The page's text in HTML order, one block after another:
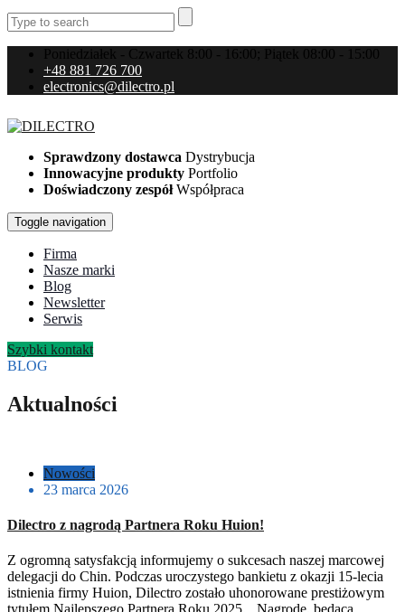
Poniedziałek - Czwartek 8:00 - 16:00; Piątek 08:00 - 15:00
+48 881 726 700
electronics@dilectro.pl
Sprawdzony dostawca Dystrybucja
Innowacyjne produkty Portfolio
Doświadczony zespół Współpraca
Toggle navigation
Firma
Nasze marki
Blog
Newsletter
Serwis
Szybki kontakt
BLOG
Aktualności
Nowości
23 marca 2026
Dilectro z nagrodą Partnera Roku Huion!
Z ogromną satysfakcją informujemy o sukcesach naszej marcowej
delegacji do Chin. Podczas uroczystego bankietu z okazji 15-lecia
istnienia firmy Huion, Dilectro zostało uhonorowane prestiżowym